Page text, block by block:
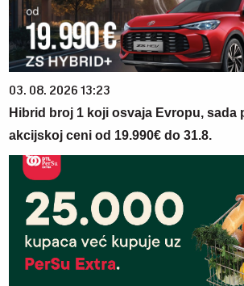
03. 08. 2026 13:23
Hibrid broj 1 koji osvaja Evropu, sada
akcijskoj ceni od 19.990€ do 31.8.